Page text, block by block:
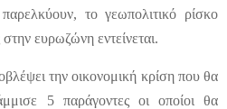
το γεωπολιτικό ρίσκο
ευρωζώνη εντείνεται.
την οικονομική κρίση που θα
5 παράγοντες οι οποίοι θα